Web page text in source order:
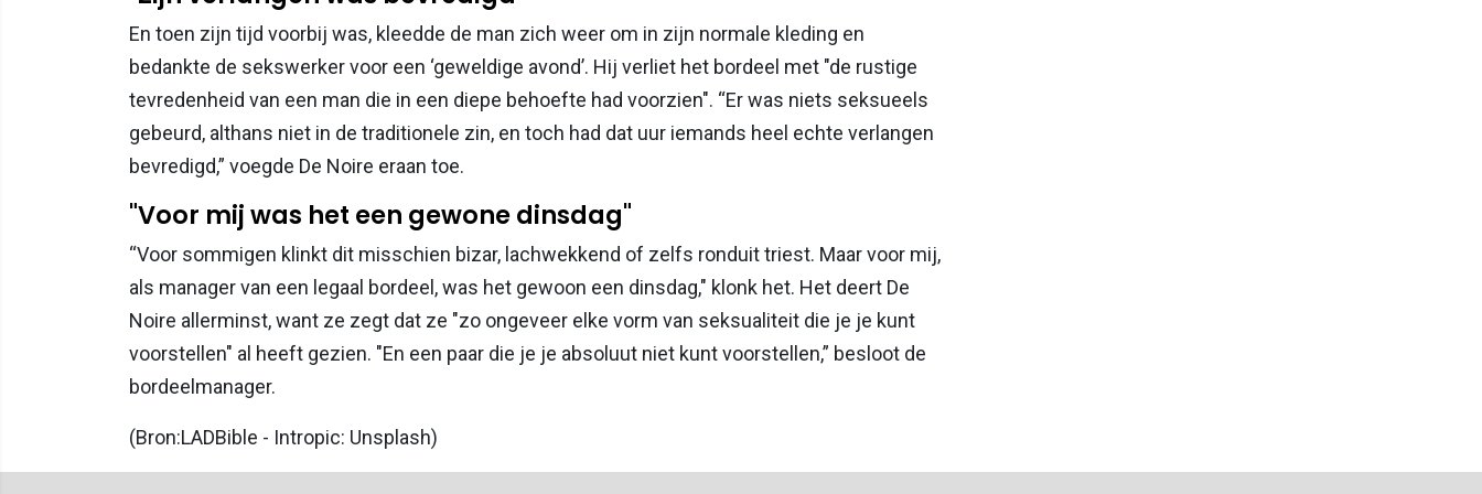
En toen zijn tijd voorbij was, kleedde de man zich weer om in zijn normale kleding en
bedankte de sekswerker voor een ‘geweldige avond’. Hij verliet het bordeel met "de rustige
tevredenheid van een man die in een diepe behoefte had voorzien". “Er was niets seksueels
gebeurd, althans niet in de traditionele zin, en toch had dat uur iemands heel echte verlangen
bevredigd,” voegde De Noire eraan toe.
"Voor mij was het een gewone dinsdag"
“Voor sommigen klinkt dit misschien bizar, lachwekkend of zelfs ronduit triest. Maar voor mij,
als manager van een legaal bordeel, was het gewoon een dinsdag," klonk het. Het deert De
Noire allerminst, want ze zegt dat ze "zo ongeveer elke vorm van seksualiteit die je je kunt
voorstellen" al heeft gezien. "En een paar die je je absoluut niet kunt voorstellen,” besloot de
bordeelmanager.
(Bron:LADBible - Intropic: Unsplash)